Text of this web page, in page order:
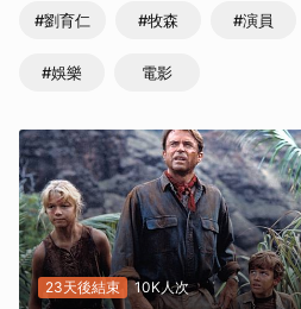
#劉育仁 #牧森 #演員
#娛樂 電影
23天後結束 10K人次